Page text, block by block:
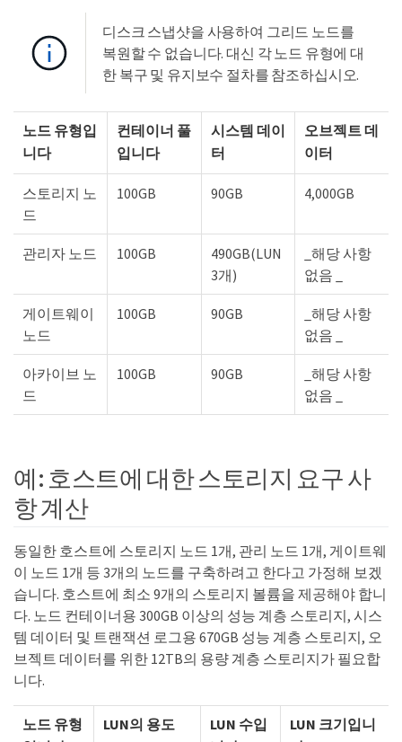
디스크 스냅샷을 사용하여 그리드 노드를
복원할 수 없습니다. 대신 각 노드 유형에 대
한 복구 및 유지보수 절차를 참조하십시오.
노드 유형입
니다
컨테이너 풀
입니다
시스템 데이
터
오브젝트 데
이터
스토리지 노
드
100GB 90GB 4,000GB
관리자 노드 100GB
490GB(LUN
3개)
_해당 사항
없음 _
게이트웨이
노드
100GB 90GB
_해당 사항
없음 _
아카이브 노
드
100GB 90GB
_해당 사항
없음 _
예: 호스트에 대한 스토리지 요구 사
항 계산
동일한 호스트에 스토리지 노드 1개, 관리 노드 1개, 게이트웨
이 노드 1개 등 3개의 노드를 구축하려고 한다고 가정해 보겠
습니다. 호스트에 최소 9개의 스토리지 볼륨을 제공해야 합니
다. 노드 컨테이너용 300GB 이상의 성능 계층 스토리지, 시스
템 데이터 및 트랜잭션 로그용 670GB 성능 계층 스토리지, 오
브젝트 데이터를 위한 12TB의 용량 계층 스토리지가 필요합
니다.
노드 유형
LUN의 용도
LUN 수입
LUN 크기입니